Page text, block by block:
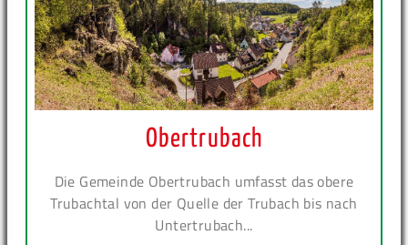
Obertrubach
Die Gemeinde Obertrubach umfasst das obere
Trubachtal von der Quelle der Trubach bis nach
Untertrubach...